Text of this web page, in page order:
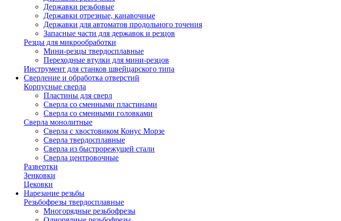
Державки резьбовые
Державки отрезные, канавочные
Державки для автоматов продольного точения
Запасные части для державок и резцов
Резцы для микрообработки
Мини-резцы твердосплавные
Переходные втулки для мини-резцов
Инструмент для станков швейцарского типа
Сверление и обработка отверстий
Корпусные сверла
Пластины для сверл
Сверла со сменными пластинами
Сверла со сменными головками
Сверла монолитные
Сверла с хвостовиком Конус Морзе
Сверла твердосплавные
Сверла из быстрорежущей стали
Сверла центровочные
Развертки
Зенковки
Цековки
Нарезание резьбы
Резьбофрезы твердосплавные
Многорядные резьбофрезы